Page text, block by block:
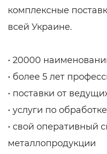
комплексные
всей Украине.
• 20000
• более 5 лет
• поставки от
• услуги по
• свой оперативный
металлопродукции